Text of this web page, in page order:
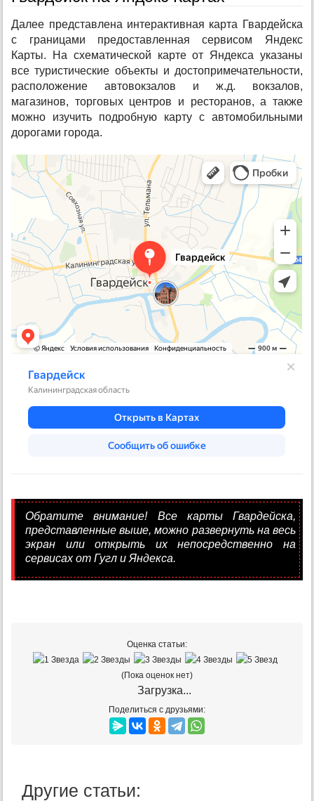
Далее представлена интерактивная карта Гвардейска
с границами предоставленная сервисом Яндекс
Карты. На схематической карте от Яндекса указаны
все туристические объекты и достопримечательности,
расположение автовокзалов и ж.д. вокзалов,
магазинов, торговых центров и ресторанов, а также
можно изучить подробную карту с автомобильными
дорогами города.
Обратите внимание! Все карты Гвардейска,
представленные выше, можно развернуть на весь
экран или открыть их непосредственно на
сервисах от Гугл и Яндекса.
Оценка статьи:
(Пока оценок нет)
Загрузка...
Поделиться с друзьями:
Другие статьи: